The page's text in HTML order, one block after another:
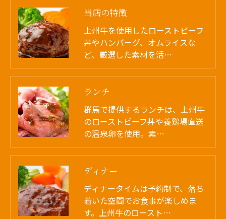
当店の特徴
上州牛を使用したローストビーフ
丼やハンバーグ、オムライスな
ど、厳選した素材を活…
ランチ
群馬で提供するランチは、上州牛
のローストビーフ丼や養鶏場直送
の温泉卵を使用。素…
ディナー
ディナータイムは予約制で、落ち
着いた空間でお食事が楽しめま
す。上州牛のロースト…